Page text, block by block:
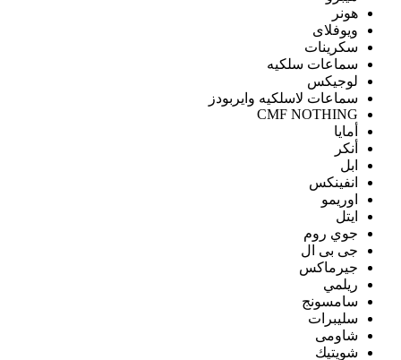
هونر
ويوفلاى
سكرينات
سماعات سلكيه
لوجيكس
سماعات لاسلكيه وايربودز
CMF NOTHING
أمايا
أنكر
ابل
انفينكس
اوريمو
ايتل
جوي روم
جى بى ال
جيرماكس
ريلمي
سامسونج
سليبرات
شاومى
شويتيك